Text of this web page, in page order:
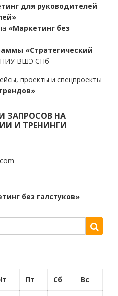
для руководителей
«Маркетинг без
«Стратегический
ВШЭ СПб
проекты и спецпроекты
ЗАПРОСОВ НА
И ТРЕНИНГИ
без галстуков»
Пт Сб Вс